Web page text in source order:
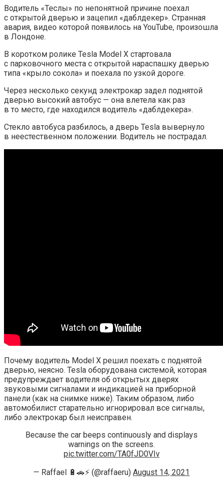
Водитель «Теслы» по непонятной причине поехал
с открытой дверью и зацепил «даблдекер». Странная
авария, видео которой появилось на YouTube, произошла
в Лондоне.
В коротком ролике Tesla Model X стартовала
с парковочного места с открытой нараспашку дверью
типа «крыло сокола» и поехала по узкой дороге.
Через несколько секунд электрокар задел поднятой
дверью высокий автобус — она влетела как раз
в то место, где находился водитель «даблдекера».
Стекло автобуса разбилось, а дверь Tesla вывернуло
в неестественном положении. Водитель не пострадал.
Почему водитель Model X решил поехать с поднятой
дверью, неясно. Tesla оборудована системой, которая
предупреждает водителя об открытых дверях
звуковыми сигналами и индикацией на приборной
панели (как на снимке ниже). Таким образом, либо
автомобилист старательно игнорировал все сигналы,
либо электрокар был неисправен.
Because the car beeps continuously and displays
warnings on the screens.
pic.twitter.com/TA0fJD0VIv
— Raffael 🔋🚗⚡️ (@raffaeru) August 14, 2021